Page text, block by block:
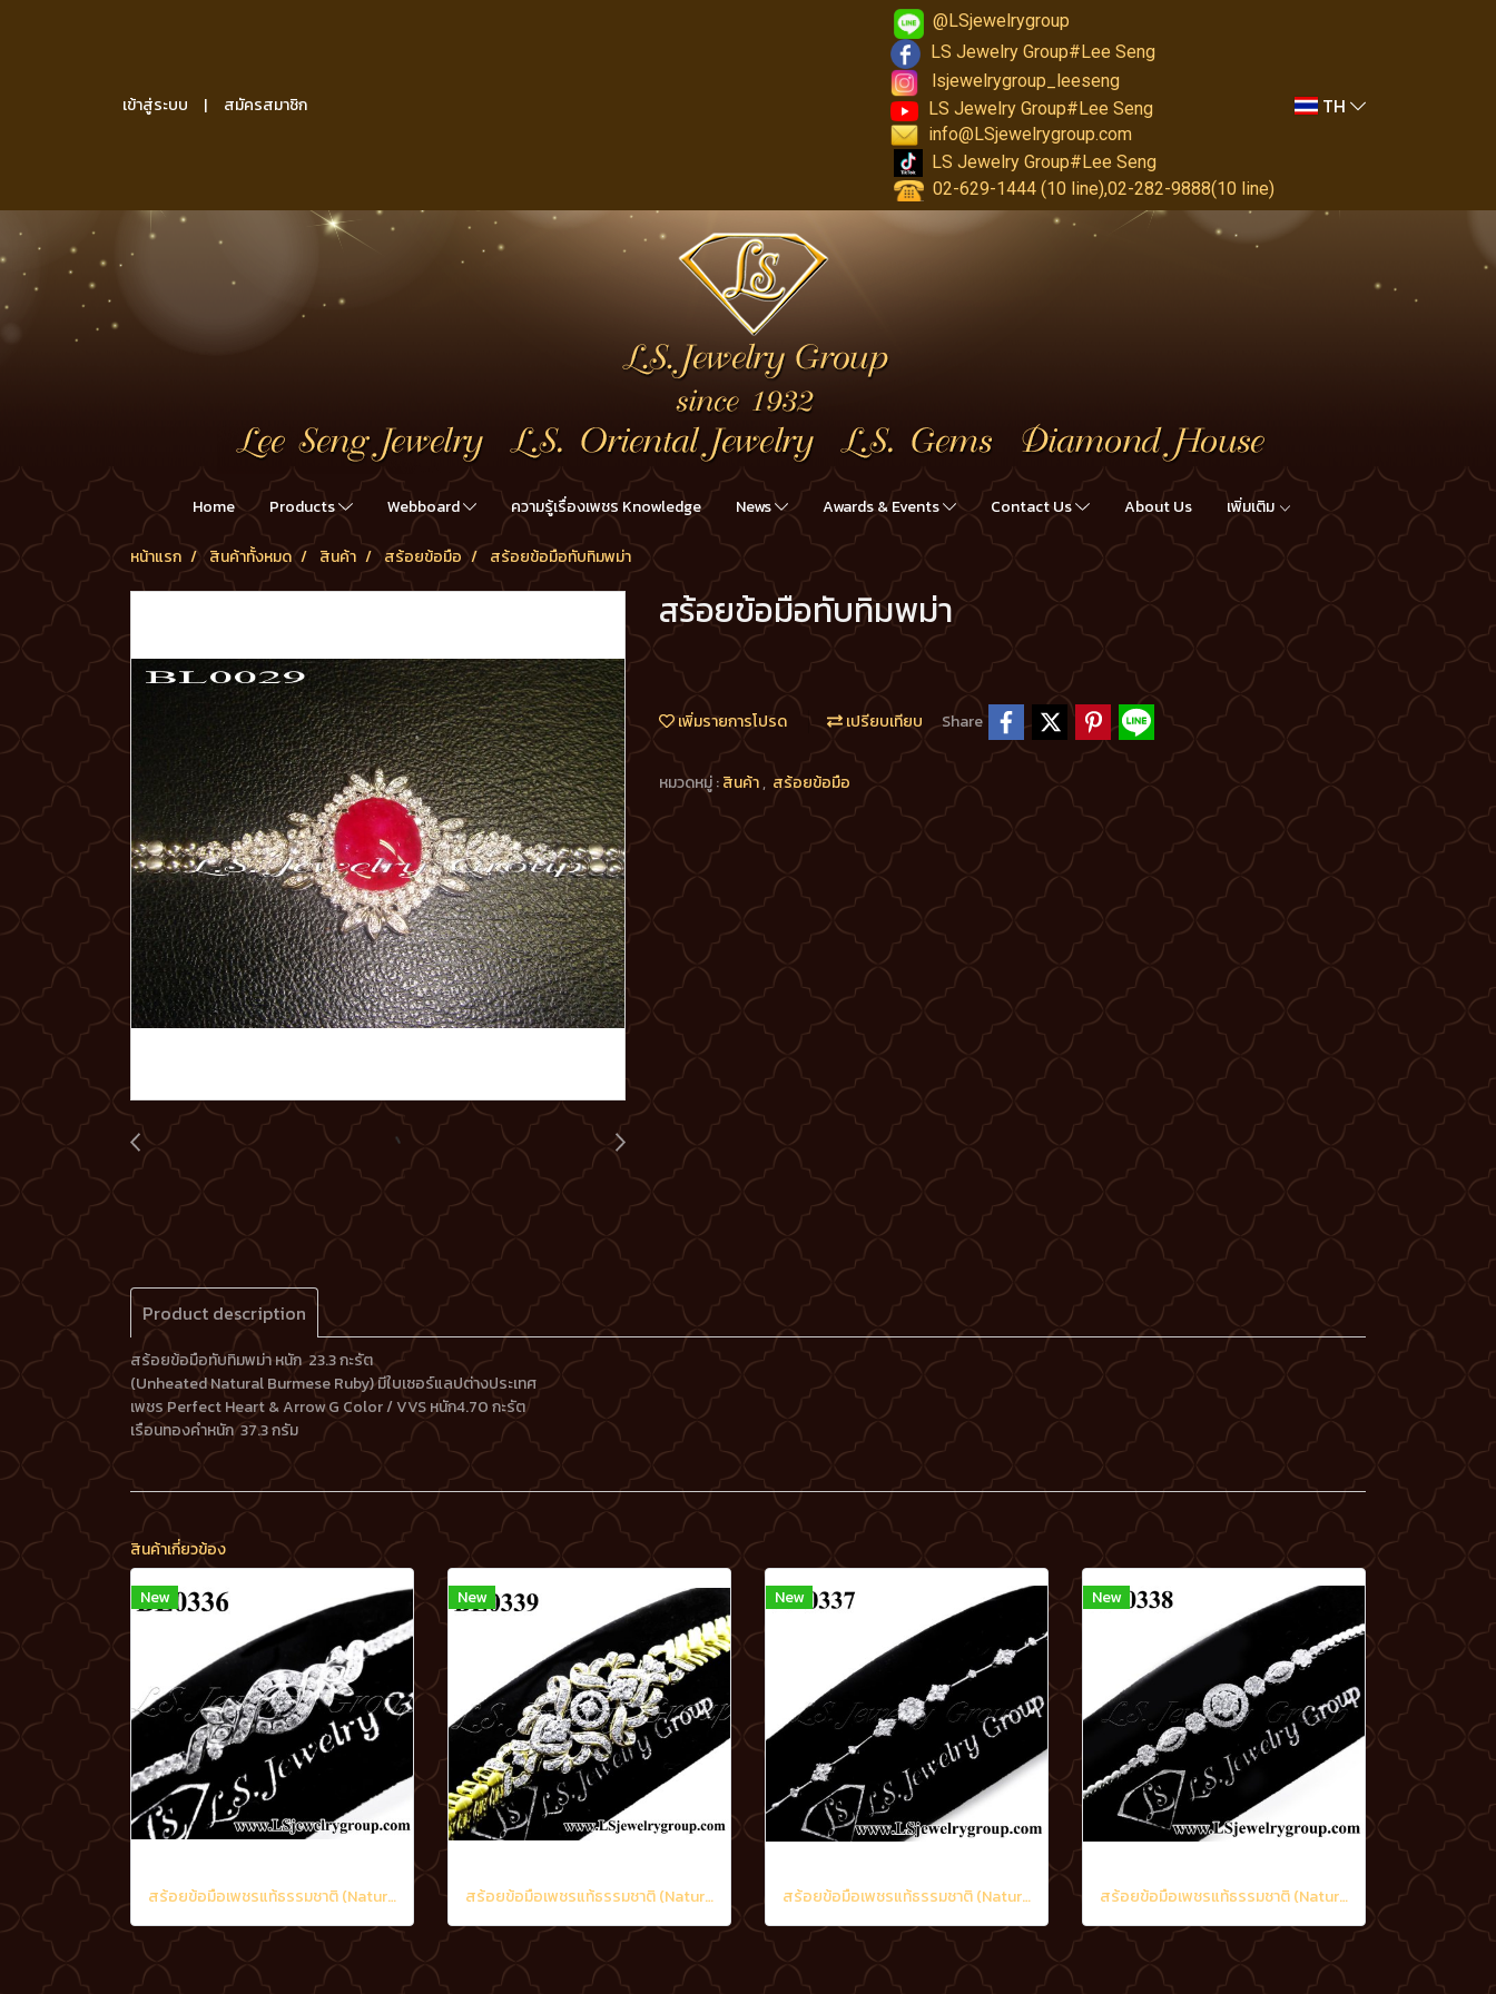
เข้าสู่ระบบ สมัครสมาชิก
@LSjewelrygroup
LS Jewelry Group#Lee Seng
lsjewelrygroup_leeseng
LS Jewelry Group#Lee Seng
info@LSjewelrygroup.com
LS Jewelry Group#Lee Seng
02-629-1444 (10 line),02-282-9888(10 line)
TH
Home Products Webboard ความรู้เรื่องเพชร Knowledge News Awards & Events Contact Us About Us เพิ่มเติม
หน้าแรก สินค้าทั้งหมด สินค้า สร้อยข้อมือ สร้อยข้อมือทับทิมพม่า
สร้อยข้อมือทับทิมพม่า
เพิ่มรายการโปรด เปรียบเทียบ Share
หมวดหมู่ :สินค้า, สร้อยข้อมือ
Product description
สร้อยข้อมือทับทิมพม่า หนัก 23.3 กะรัต
(Unheated Natural Burmese Ruby) มีใบเซอร์แลปต่างประเทศ
เพชร Perfect Heart & Arrow G Color / VVS หนัก4.70 กะรัต
เรือนทองคำหนัก 37.3 กรัม
สินค้าเกี่ยวข้อง
New
สร้อยข้อมือเพชรแท้ธรรมชาติ (Natural Diamonds) 2.05 Ct.
New
สร้อยข้อมือเพชรแท้ธรรมชาติ (Natural Diamonds) 3.20 Ct.
New
สร้อยข้อมือเพชรแท้ธรรมชาติ (Natural Diamonds) 1.15 Ct.
New
สร้อยข้อมือเพชรแท้ธรรมชาติ (Natural Diamonds) 1.60 Ct.